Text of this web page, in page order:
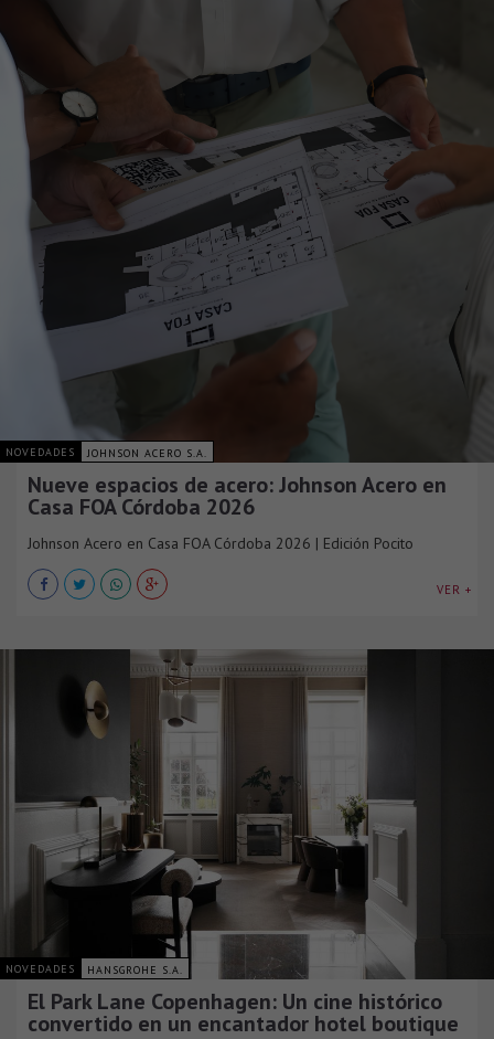
NOVEDADES JOHNSON ACERO S.A.
Nueve espacios de acero: Johnson Acero en
Casa FOA Córdoba 2026
Johnson Acero en Casa FOA Córdoba 2026 | Edición Pocito
VER +
NOVEDADES HANSGROHE S.A.
El Park Lane Copenhagen: Un cine histórico
convertido en un encantador hotel boutique